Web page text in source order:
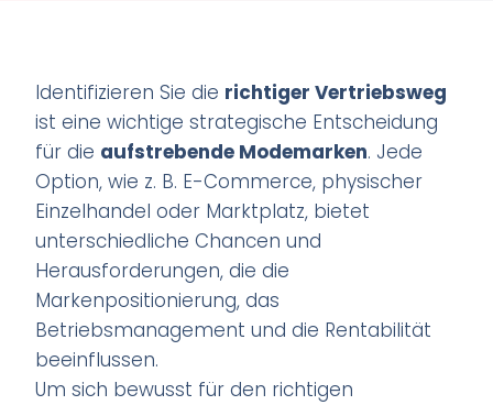
Identifizieren Sie die richtiger Vertriebsweg
ist eine wichtige strategische Entscheidung
für die aufstrebende Modemarken. Jede
Option, wie z. B. E-Commerce, physischer
Einzelhandel oder Marktplatz, bietet
unterschiedliche Chancen und
Herausforderungen, die die
Markenpositionierung, das
Betriebsmanagement und die Rentabilität
beeinflussen.
Um sich bewusst für den richtigen